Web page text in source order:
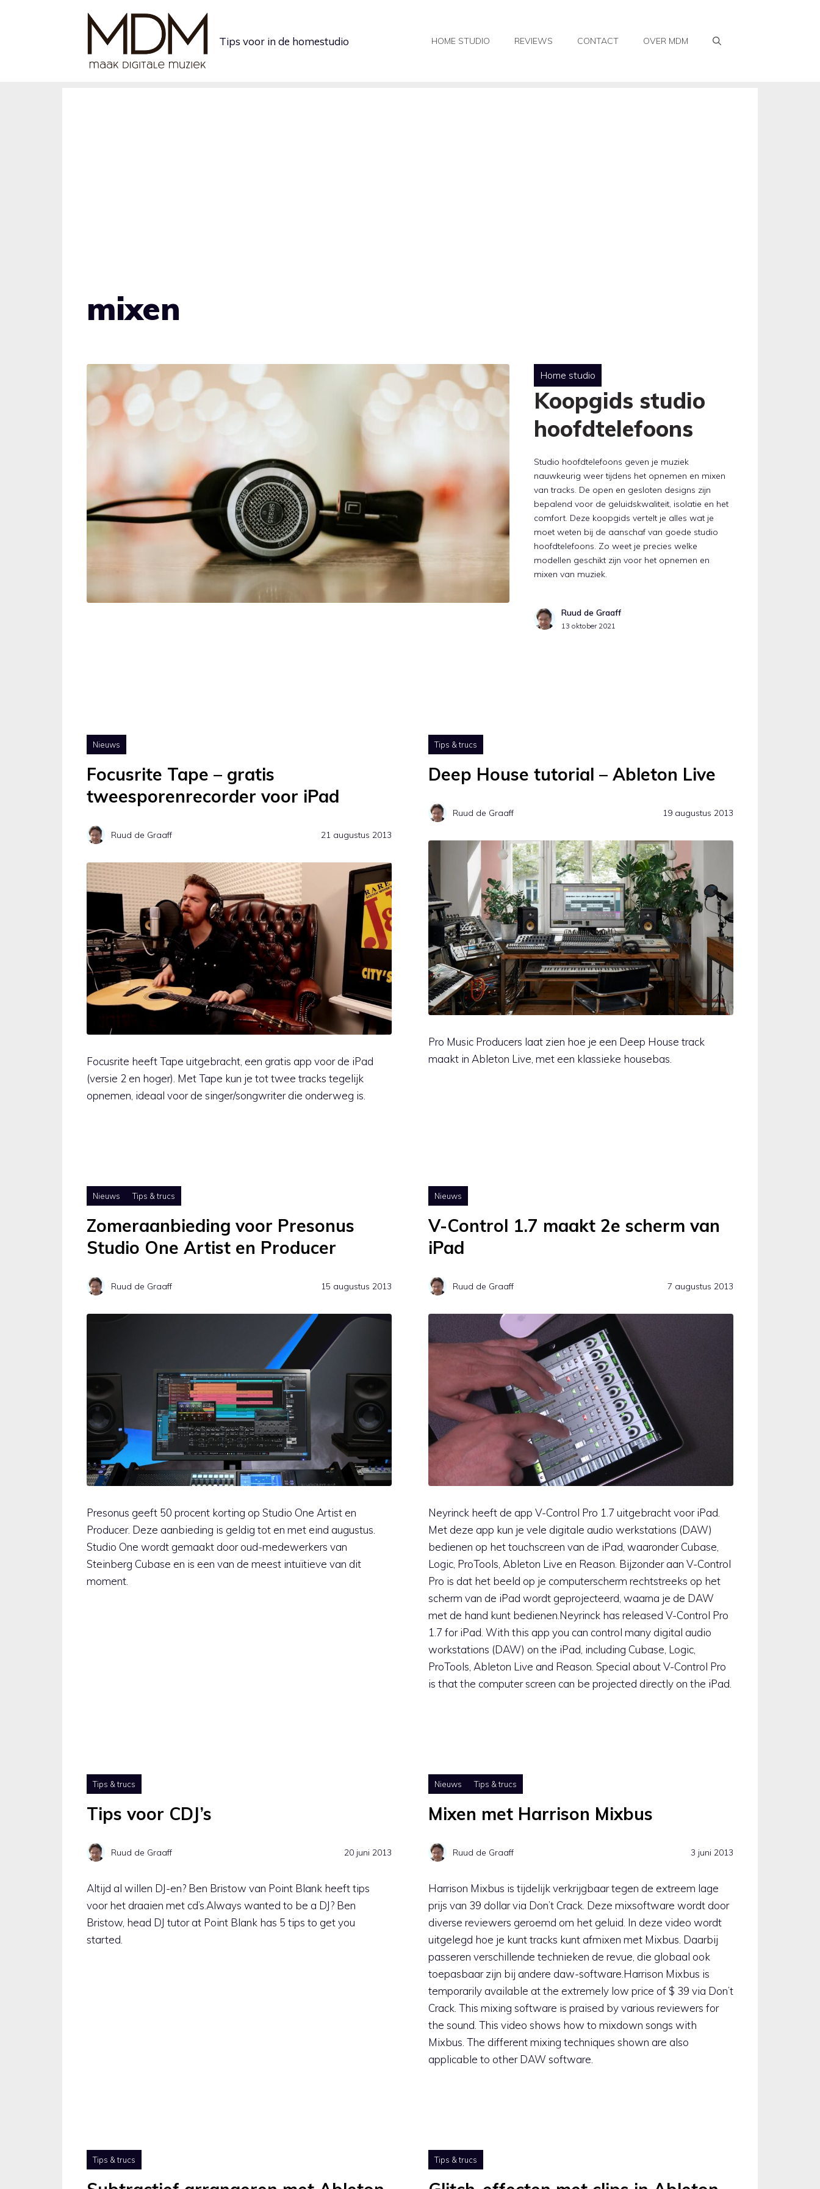
Tips voor in de homestudio HOME STUDIO REVIEWS CONTACT OVER MDM
mixen
Home studio
Koopgids studio
hoofdtelefoons
Studio hoofdtelefoons geven je muziek
nauwkeurig weer tijdens het opnemen en mixen
van tracks. De open en gesloten designs zijn
bepalend voor de geluidskwaliteit, isolatie en het
comfort. Deze koopgids vertelt je alles wat je
moet weten bij de aanschaf van goede studio
hoofdtelefoons. Zo weet je precies welke
modellen geschikt zijn voor het opnemen en
mixen van muziek.
Ruud de Graaff
13 oktober 2021
Nieuws
Focusrite Tape – gratis
tweesporenrecorder voor iPad
Ruud de Graaff 21 augustus 2013
Focusrite heeft Tape uitgebracht, een gratis app voor de iPad
(versie 2 en hoger). Met Tape kun je tot twee tracks tegelijk
opnemen, ideaal voor de singer/songwriter die onderweg is.
Tips & trucs
Deep House tutorial – Ableton Live
Ruud de Graaff 19 augustus 2013
Pro Music Producers laat zien hoe je een Deep House track
maakt in Ableton Live, met een klassieke housebas.
Nieuws Tips & trucs
Zomeraanbieding voor Presonus
Studio One Artist en Producer
Ruud de Graaff 15 augustus 2013
Presonus geeft 50 procent korting op Studio One Artist en
Producer. Deze aanbieding is geldig tot en met eind augustus.
Studio One wordt gemaakt door oud-medewerkers van
Steinberg Cubase en is een van de meest intuïtieve van dit
moment.
Nieuws
V-Control 1.7 maakt 2e scherm van
iPad
Ruud de Graaff 7 augustus 2013
Neyrinck heeft de app V-Control Pro 1.7 uitgebracht voor iPad.
Met deze app kun je vele digitale audio werkstations (DAW)
bedienen op het touchscreen van de iPad, waaronder Cubase,
Logic, ProTools, Ableton Live en Reason. Bijzonder aan V-Control
Pro is dat het beeld op je computerscherm rechtstreeks op het
scherm van de iPad wordt geprojecteerd, waarna je de DAW
met de hand kunt bedienen.Neyrinck has released V-Control Pro
1.7 for iPad. With this app you can control many digital audio
workstations (DAW) on the iPad, including Cubase, Logic,
ProTools, Ableton Live and Reason. Special about V-Control Pro
is that the computer screen can be projected directly on the iPad.
Tips & trucs
Tips voor CDJ’s
Ruud de Graaff 20 juni 2013
Altijd al willen DJ-en? Ben Bristow van Point Blank heeft tips
voor het draaien met cd’s.Always wanted to be a DJ? Ben
Bristow, head DJ tutor at Point Blank has 5 tips to get you
started.
Nieuws Tips & trucs
Mixen met Harrison Mixbus
Ruud de Graaff 3 juni 2013
Harrison Mixbus is tijdelijk verkrijgbaar tegen de extreem lage
prijs van 39 dollar via Don’t Crack. Deze mixsoftware wordt door
diverse reviewers geroemd om het geluid. In deze video wordt
uitgelegd hoe je kunt tracks kunt afmixen met Mixbus. Daarbij
passeren verschillende technieken de revue, die globaal ook
toepasbaar zijn bij andere daw-software.Harrison Mixbus is
temporarily available at the extremely low price of $ 39 via Don’t
Crack. This mixing software is praised by various reviewers for
the sound. This video shows how to mixdown songs with
Mixbus. The different mixing techniques shown are also
applicable to other DAW software.
Tips & trucs Tips & trucs